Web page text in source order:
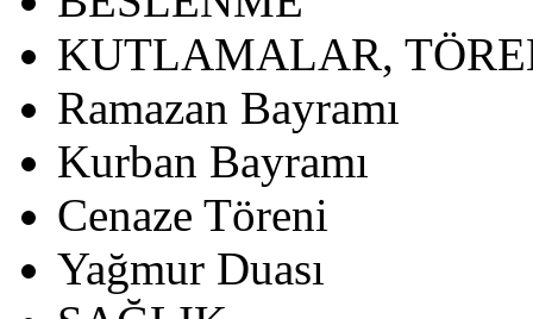
KUTLAMALAR,
Ramazan Bayramı
Kurban Bayramı
Cenaze Töreni
Yağmur Duası